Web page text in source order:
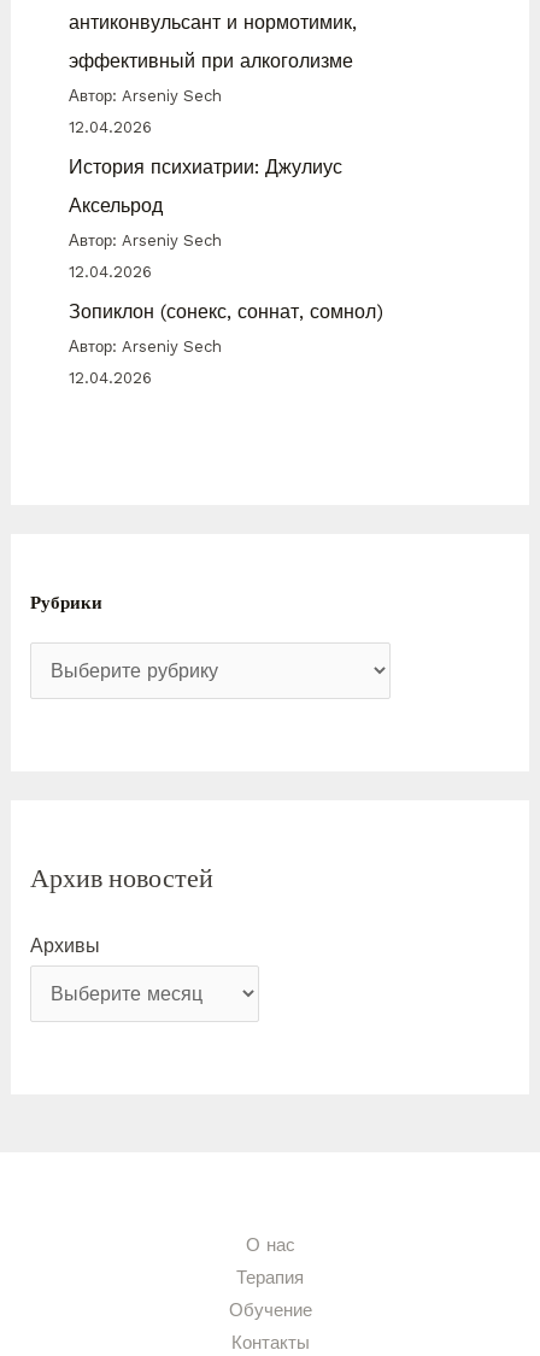
антиконвульсант и нормотимик,
эффективный при алкоголизме
Автор: Arseniy Sech
12.04.2026
История психиатрии: Джулиус
Аксельрод
Автор: Arseniy Sech
12.04.2026
Зопиклон (сонекс, соннат, сомнол)
Автор: Arseniy Sech
12.04.2026
Рубрики
Архив новостей
Архивы
О нас
Терапия
Обучение
Контакты